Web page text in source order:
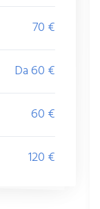
70 €
Da 60 €
60 €
120 €